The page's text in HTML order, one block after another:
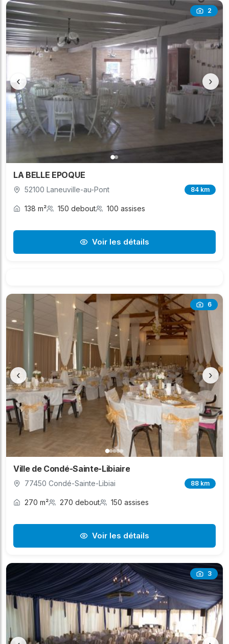
2
‹ ›
LA BELLE EPOQUE
52100 Laneuville-au-Pont 84 km
138 m² 150 debout 100 assises
Voir les détails
6
‹ ›
Ville de Condé-Sainte-Libiaire
77450 Condé-Sainte-Libiai 88 km
270 m² 270 debout 150 assises
Voir les détails
3